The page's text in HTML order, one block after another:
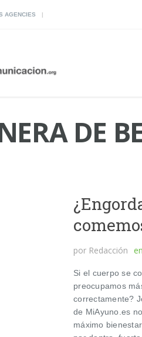
AGENCIES
DE
por Redacción en
Si el cuerpo se
preocupamos
correctamente?
de MiAyuno.es
máximo